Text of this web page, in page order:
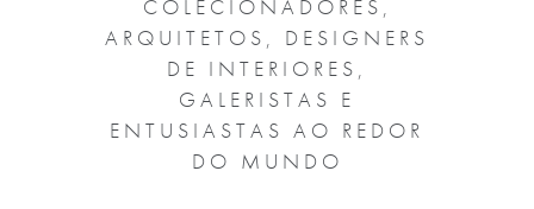
COLECIONADORES,
ARQUITETOS, DESIGNERS
DE INTERIORES,
GALERISTAS E
ENTUSIASTAS AO REDOR
DO MUNDO